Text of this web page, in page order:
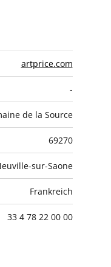
artprice.com
-
de la Source
69270
sur-Saone
Frankreich
33 4 78 22 00 00